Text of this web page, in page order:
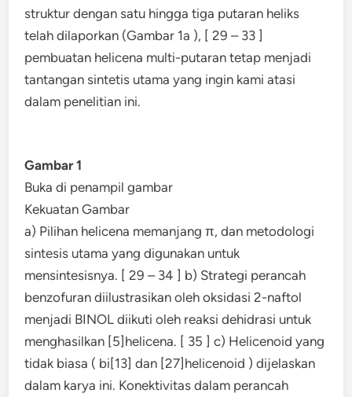
struktur dengan satu hingga tiga putaran heliks
telah dilaporkan (Gambar 1a ), [ 29 – 33 ]
pembuatan helicena multi-putaran tetap menjadi
tantangan sintetis utama yang ingin kami atasi
dalam penelitian ini.
Gambar 1
Buka di penampil gambar
Kekuatan Gambar
a) Pilihan helicena memanjang π, dan metodologi
sintesis utama yang digunakan untuk
mensintesisnya. [ 29 – 34 ] b) Strategi perancah
benzofuran diilustrasikan oleh oksidasi 2-naftol
menjadi BINOL diikuti oleh reaksi dehidrasi untuk
menghasilkan [5]helicena. [ 35 ] c) Helicenoid yang
tidak biasa ( bi[13] dan [27]helicenoid ) dijelaskan
dalam karya ini. Konektivitas dalam perancah